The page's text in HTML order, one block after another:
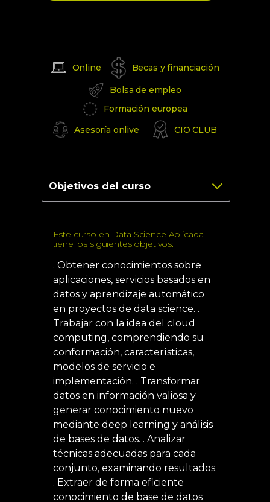
Online Becas y financiación
Bolsa de empleo
Formación europea
Asesoría onlive
CIO CLUB
Objetivos del curso
Este curso en Data Science Aplicada
tiene los siguientes objetivos:
. Obtener conocimientos sobre
aplicaciones, servicios basados en
datos y aprendizaje automático
en proyectos de data science. .
Trabajar con la idea del cloud
computing, comprendiendo su
conformación, características,
modelos de servicio e
implementación. . Transformar
datos en información valiosa y
generar conocimiento nuevo
mediante deep learning y análisis
de bases de datos. . Analizar
técnicas adecuadas para cada
conjunto, examinando resultados.
. Extraer de forma eficiente
conocimiento de base de datos